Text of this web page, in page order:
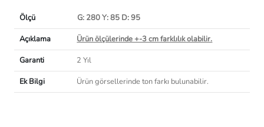
Ölçü
G: 280 Y: 85 D: 95
Açıklama
Ürün ölçülerinde +-3 cm farklılık olabilir.
Garanti
2 Yıl
Ek Bilgi
Ürün görsellerinde ton farkı bulunabilir.